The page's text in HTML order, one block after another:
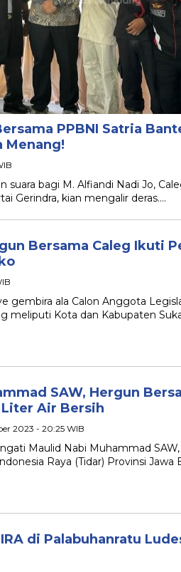
PPBNI Satria
Menang!
suara bagi M. Alfiandi Nadi Jo,
Gerindra, kian mengalir deras….
Bersama Caleg Ikuti
gembira ala Calon Anggota
meliputi Kota dan Kabupaten
SAW, Hergun
Air Bersih
2023 - 20:25 WIB
Maulid Nabi Muhammad
Raya (Tidar) Provinsi
di Palabuhanratu